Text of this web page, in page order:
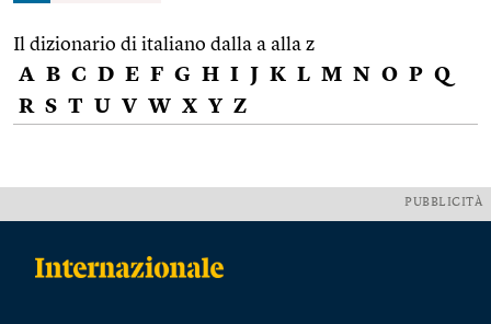
Il dizionario di italiano dalla a alla z
A B C D E F G H I J K L M N O P Q
R S T U V W X Y Z
PUBBLICITÀ